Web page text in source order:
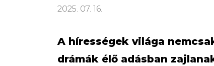
2025. 07. 16.
A hírességek világa
drámák élő adásban